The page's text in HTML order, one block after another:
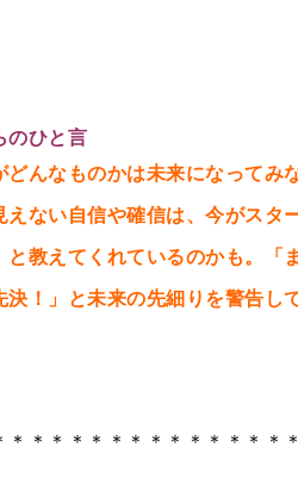
のひと言
んなものかは未来になってみ
えない自信や確信は、今がスタ
と教えてくれているのかも。「
！」と未来の先細りを警告し
＊＊＊＊＊＊＊＊＊＊＊＊＊＊